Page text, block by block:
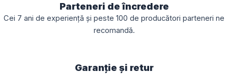
Parteneri de încredere
Cei 7 ani de experiență și peste 100 de producători parteneri ne
recomandă.
Garanție și retur